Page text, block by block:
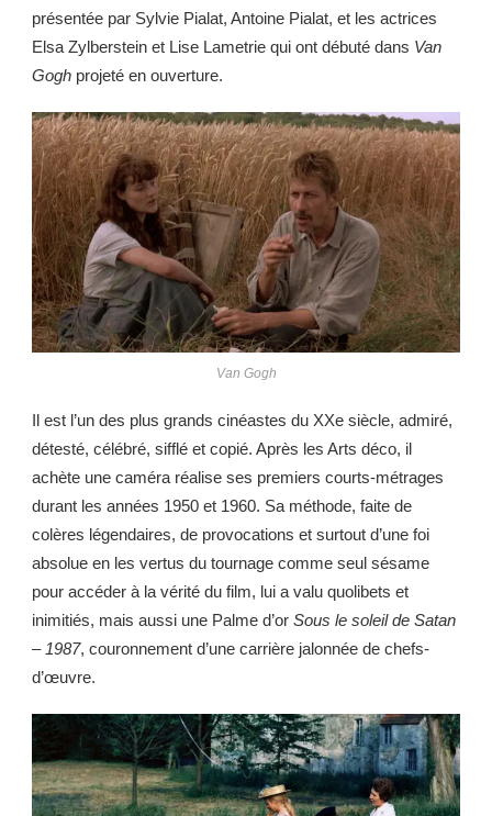
présentée par Sylvie Pialat, Antoine Pialat, et les actrices
Elsa Zylberstein et Lise Lametrie qui ont débuté dans Van
Gogh projeté en ouverture.
Van Gogh
Il est l’un des plus grands cinéastes du XXe siècle, admiré,
détesté, célébré, sifflé et copié. Après les Arts déco, il
achète une caméra réalise ses premiers courts-métrages
durant les années 1950 et 1960. Sa méthode, faite de
colères légendaires, de provocations et surtout d’une foi
absolue en les vertus du tournage comme seul sésame
pour accéder à la vérité du film, lui a valu quolibets et
inimitiés, mais aussi une Palme d’or Sous le soleil de Satan
– 1987, couronnement d’une carrière jalonnée de chefs-
d’œuvre.